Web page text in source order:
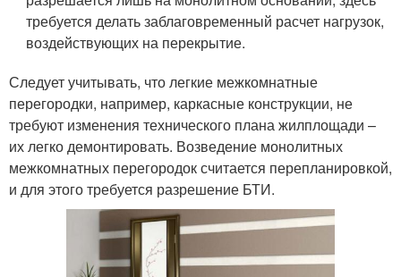
требуется делать заблаговременный расчет нагрузок,
воздействующих на перекрытие.
Следует учитывать, что легкие межкомнатные
перегородки, например, каркасные конструкции, не
требуют изменения технического плана жилплощади –
их легко демонтировать. Возведение монолитных
межкомнатных перегородок считается перепланировкой,
и для этого требуется разрешение БТИ.